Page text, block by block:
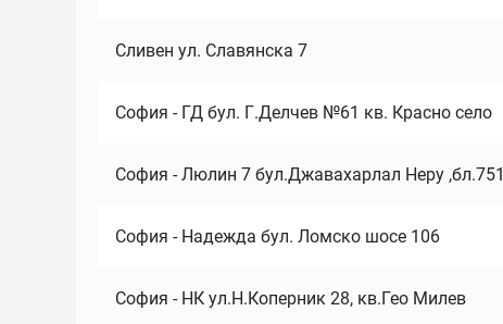
Сливен ул. Славянска 7
София - ГД бул. Г.Делчев №61 кв. Красно село
София - Люлин 7 бул.Джавахарлал Неру ,бл.751
София - Надежда бул. Ломско шосе 106
София - НК ул.Н.Коперник 28, кв.Гео Милев